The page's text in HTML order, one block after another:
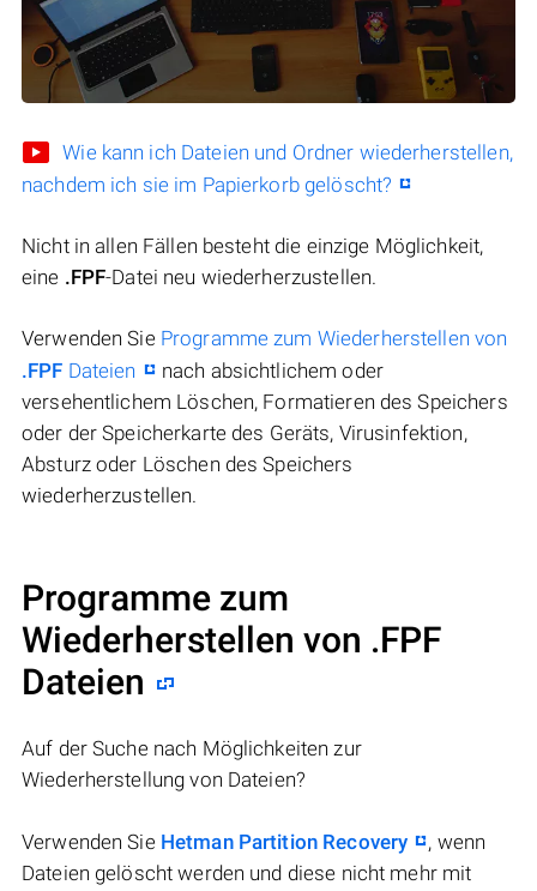
Wie kann ich Dateien und Ordner wiederherstellen,
nachdem ich sie im Papierkorb gelöscht?
Nicht in allen Fällen besteht die einzige Möglichkeit,
eine .FPF-Datei neu wiederherzustellen.
Verwenden Sie Programme zum Wiederherstellen von
.FPF Dateien
nach absichtlichem oder
versehentlichem Löschen, Formatieren des Speichers
oder der Speicherkarte des Geräts, Virusinfektion,
Absturz oder Löschen des Speichers
wiederherzustellen.
Programme zum
Wiederherstellen von .FPF
Dateien
Auf der Suche nach Möglichkeiten zur
Wiederherstellung von Dateien?
Verwenden Sie Hetman Partition Recovery
, wenn
Dateien gelöscht werden und diese nicht mehr mit